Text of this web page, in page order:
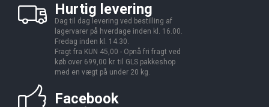
Hurtig levering
Dag til dag levering ved bestilling af
lagervarer på hverdage inden kl. 16.00.
Fredag inden kl. 14.30.
Fragt fra KUN 45,00 - Opnå fri fragt ved
køb over 699,00 kr. til GLS pakkeshop
med en vægt på under 20 kg.
Facebook